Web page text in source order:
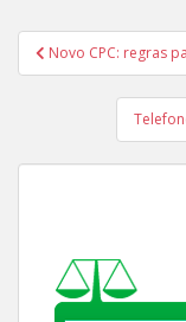
Navegação
de
Novo CPC: regras